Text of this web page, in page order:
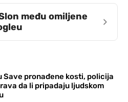
među omiljene
›
Save pronađene kosti, policija
da li pripadaju ljudskom